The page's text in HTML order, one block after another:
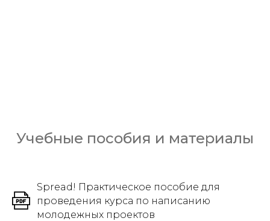
Учебные пособия и материалы
Spread! Практическое пособие для
проведения курса по написанию
молодежных проектов